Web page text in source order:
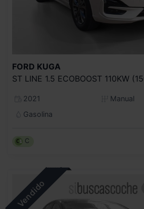
FORD KUGA
ST LINE 1.5 ECOBOOST 110KW
2021
Manual
Gasolina
C